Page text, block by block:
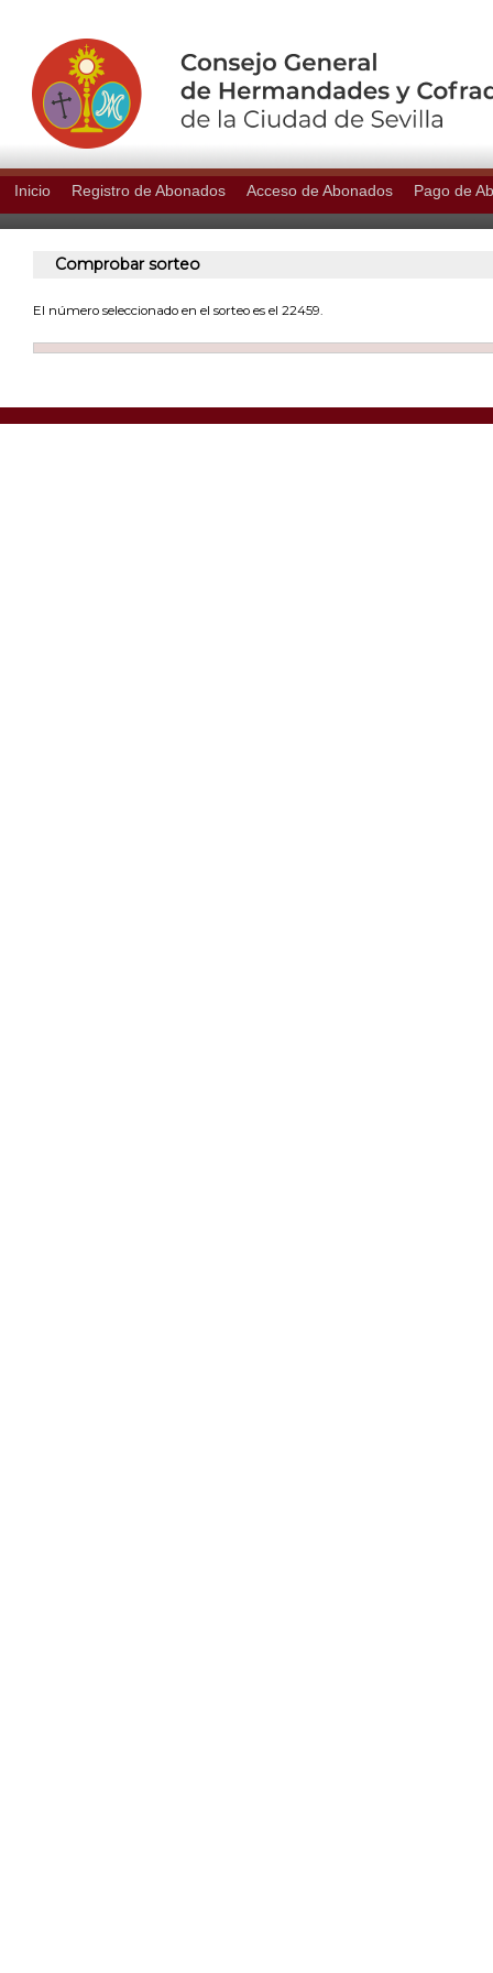
Inicio Registro de Abonados Acceso de Abonados Pago de
Comprobar sorteo
El número seleccionado en el sorteo es el 22459.